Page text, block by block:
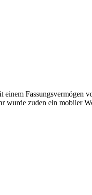
Fassungsvermögen
wurde zuden ein mobiler